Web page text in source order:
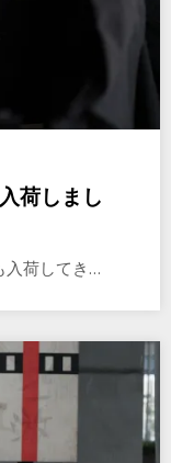
荷しまし
入荷してき…